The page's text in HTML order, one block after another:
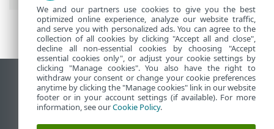
Desktop-Site anzeigen
End of Life
ESET Knowledgebase
We and our partners use cookies to give you the best
optimized online experience, analyze our website traffic,
and serve you with personalized ads. You can agree to the
collection of all cookies by clicking "Accept all and close",
decline all non-essential cookies by choosing "Accept
essential cookies only", or adjust your cookie settings by
clicking "Manage cookies". You also have the right to
withdraw your consent or change your cookie preferences
anytime by clicking the "Manage cookies" link in our website
footer or in your account settings (if available). For more
information, see ourCookie Policy.